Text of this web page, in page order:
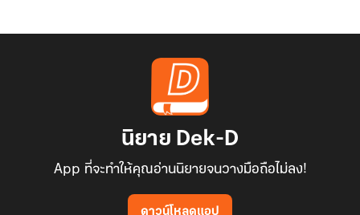
นิยาย Dek-D
App ที่จะทำให้คุณอ่านนิยายจนวางมือถือไม่ลง!
ดาวน์โหลดแอป